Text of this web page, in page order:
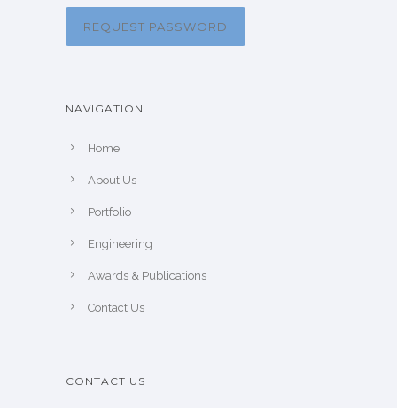
REQUEST PASSWORD
NAVIGATION
Home
About Us
Portfolio
Engineering
Awards & Publications
Contact Us
CONTACT US